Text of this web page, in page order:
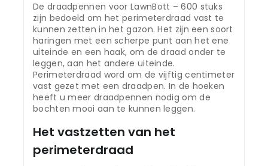
De draadpennen voor LawnBott – 600 stuks
zijn bedoeld om het perimeterdraad vast te
kunnen zetten in het gazon. Het zijn een soort
haringen met een scherpe punt aan het ene
uiteinde en een haak, om de draad onder te
leggen, aan het andere uiteinde.
Perimeterdraad word om de vijftig centimeter
vast gezet met een draadpen. In de hoeken
heeft u meer draadpennen nodig om de
bochten mooi aan te kunnen leggen.
Het vastzetten van het
perimeterdraad